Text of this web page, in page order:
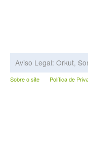
Aviso Legal: Orkut,
Sobre o site Política de